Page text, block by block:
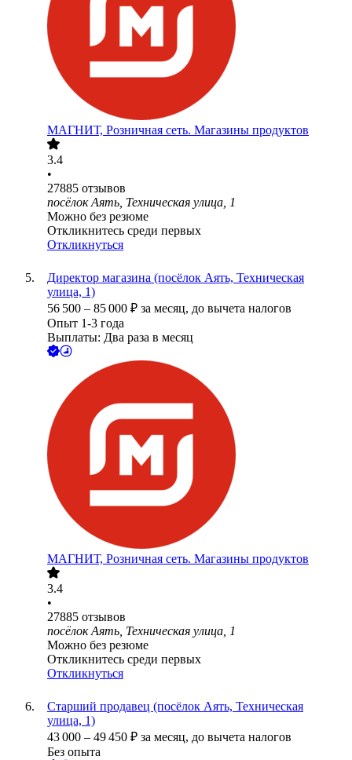
МАГНИТ, Розничная сеть. Магазины продуктов
3.4
•
27885 отзывов
посёлок Аять, Техническая улица, 1
Можно без резюме
Откликнитесь среди первых
Откликнуться
Директор магазина (посёлок Аять, Техническая
улица, 1)
56 500 – 85 000 ₽ за месяц, до вычета налогов
Опыт 1-3 года
Выплаты: Два раза в месяц
МАГНИТ, Розничная сеть. Магазины продуктов
3.4
•
27885 отзывов
посёлок Аять, Техническая улица, 1
Можно без резюме
Откликнитесь среди первых
Откликнуться
Старший продавец (посёлок Аять, Техническая
улица, 1)
43 000 – 49 450 ₽ за месяц, до вычета налогов
Без опыта